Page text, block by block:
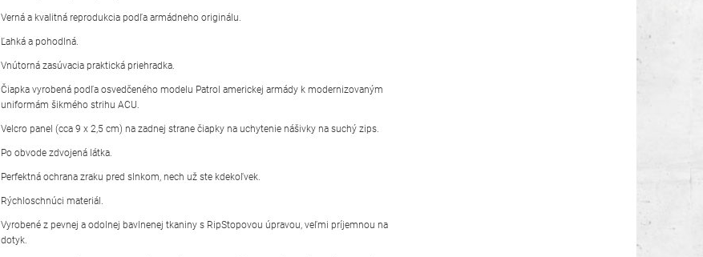
Verná a kvalitná reprodukcia podľa armádneho originálu.
Ľahká a pohodlná.
Vnútorná zasúvacia praktická priehradka.
Čiapka vyrobená podľa osvedčeného modelu Patrol americkej armády k modernizovaným
uniformám šikmého strihu ACU.
Velcro panel (cca 9 x 2,5 cm) na zadnej strane čiapky na uchytenie nášivky na suchý zips.
Po obvode zdvojená látka.
Perfektná ochrana zraku pred slnkom, nech už ste kdekoľvek.
Rýchloschnúci materiál.
Vyrobené z pevnej a odolnej bavlnenej tkaniny s RipStopovou úpravou, veľmi príjemnou na
dotyk.